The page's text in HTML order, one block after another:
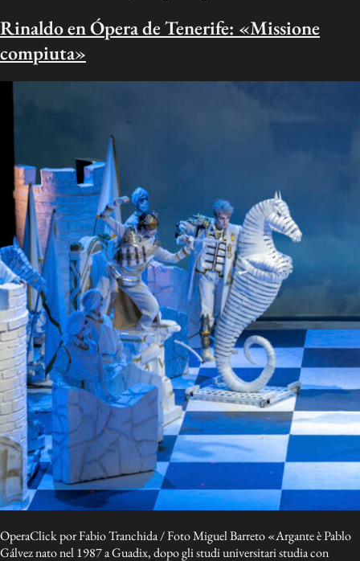
Rinaldo en Ópera de Tenerife: «Missione
compiuta»
OperaClick por Fabio Tranchida / Foto Miguel Barreto «Argante è Pablo
Gálvez nato nel 1987 a Guadix, dopo gli studi universitari studia con